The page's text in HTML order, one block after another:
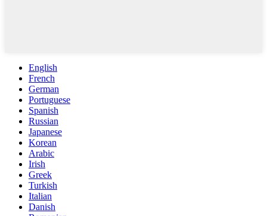
English
French
German
Portuguese
Spanish
Russian
Japanese
Korean
Arabic
Irish
Greek
Turkish
Italian
Danish